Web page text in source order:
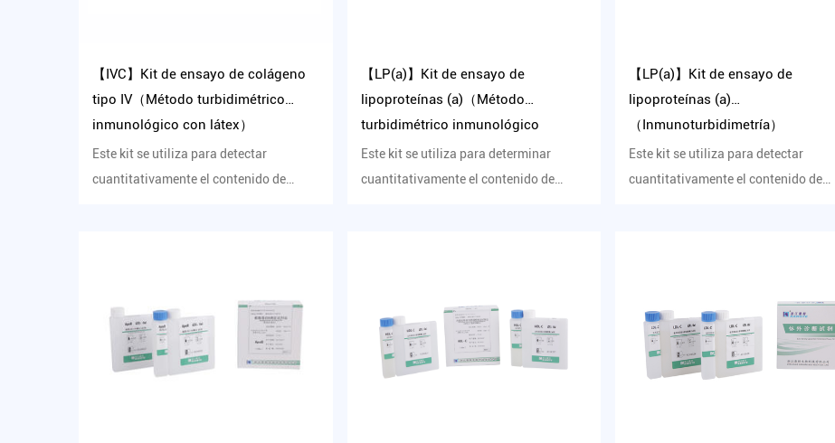
【IVC】Kit de ensayo de colágeno
tipo IV（Método turbidimétrico
inmunológico con látex）
Este kit se utiliza para detectar
cuantitativamente el contenido de
【LP(a)】Kit de ensayo de
lipoproteínas (a)（Método
turbidimétrico inmunológico
mejorado con látex）
Este kit se utiliza para determinar
cuantitativamente el contenido de
【LP(a)】Kit de ensayo de
lipoproteínas (a)
（Inmunoturbidimetría）
Este kit se utiliza para detectar
cuantitativamente el contenido de